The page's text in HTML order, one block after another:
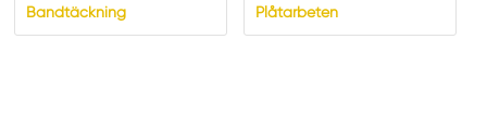
Bandtäckning Plåtarbeten